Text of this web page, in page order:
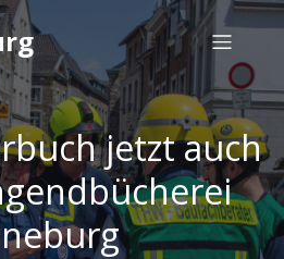
jetzt auch